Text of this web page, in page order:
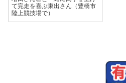
て完走を喜ぶ東出さん（豊橋市
陸上競技場で）